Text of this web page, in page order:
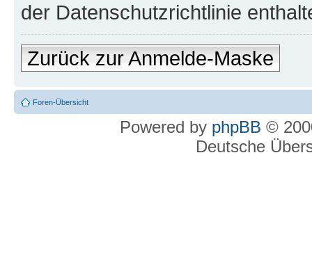
der Datenschutzrichtlinie
Zurück zur Anmelde-Maske
Foren-Übersicht
Powered by phpBB ©
Deutsche